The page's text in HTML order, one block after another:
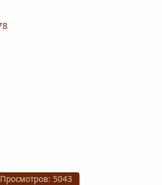
Просмотров: 5043